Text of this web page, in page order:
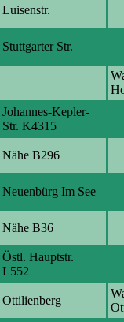
Luisenstr.
Stuttgarter Str.
Johannes-Kepler-
Str. K4315
Nähe B296
Neuenbürg Im See
Nähe B36
Östl. Hauptstr.
L552
Ottilienberg